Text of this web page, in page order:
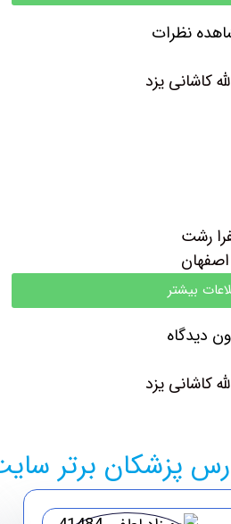
کاشانی یزد
رشت
بیشتر
دیدگاه
کاشانی یزد
پزشکان برتر